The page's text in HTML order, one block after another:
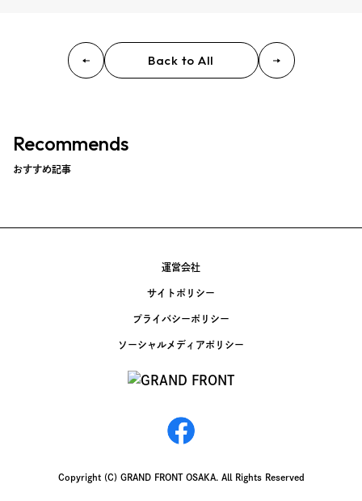
Back to All
Recommends
おすすめ記事
運営会社
サイトポリシー
プライバシーポリシー
ソーシャルメディアポリシー
Copyright (C) GRAND FRONT OSAKA. All Rights Reserved